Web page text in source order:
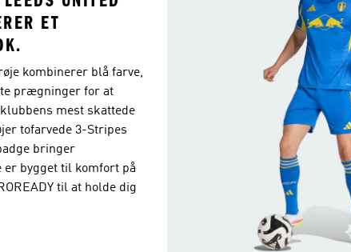
ET
kombinerer blå farve,
prægninger for at
mest skattede
tofarvede 3-Stripes
bringer
er bygget til komfort på
til at holde dig